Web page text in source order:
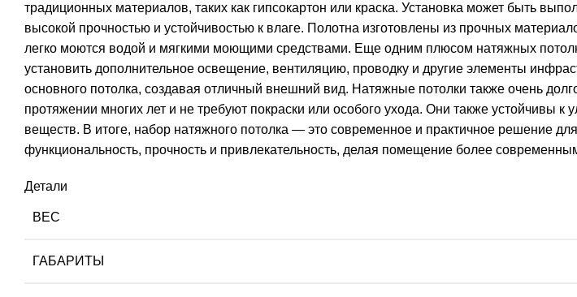
традиционных материалов, таких как гипсокартон или краска. Установка может быть
высокой прочностью и устойчивостью к влаге. Полотна изготовлены из прочных
легко моются водой и мягкими моющими средствами. Еще одним плюсом натяжных
установить дополнительное освещение, вентиляцию, проводку и другие элементы
основного потолка, создавая отличный внешний вид. Натяжные потолки также очень
протяжении многих лет и не требуют покраски или особого ухода. Они также
веществ. В итоге, набор натяжного потолка — это современное и практичное решение
функциональность, прочность и привлекательность, делая помещение более
Детали
ВЕС
ГАБАРИТЫ